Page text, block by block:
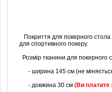
Покриття для покерного
для спортивного покеру.
Розмір тканини для покерного
- ширина 145 см (не
- довжина 30 см (Ви платите